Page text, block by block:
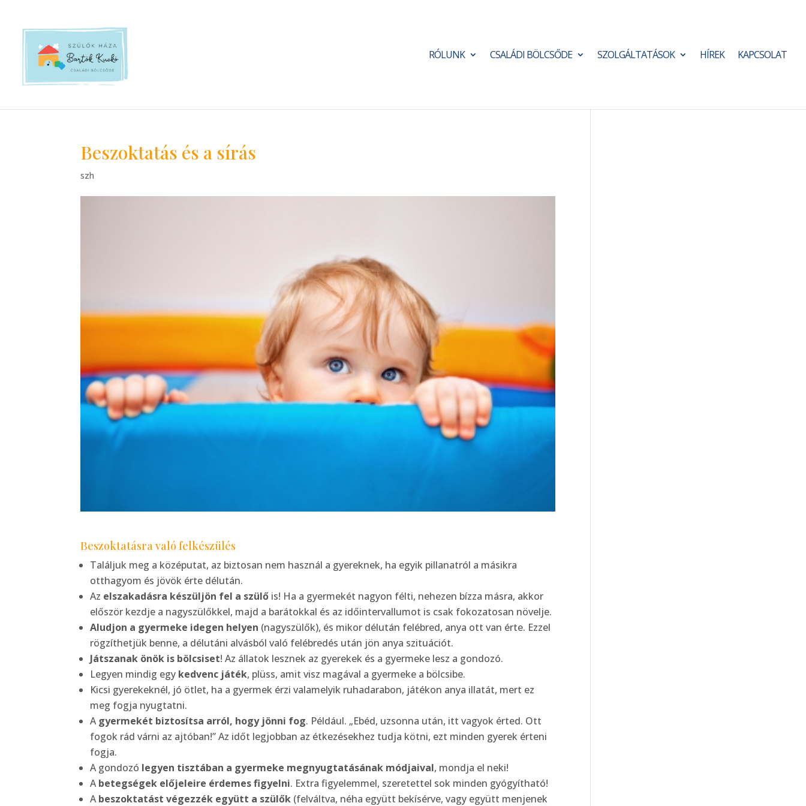
RÓLUNK CSALÁDI BÖLCSŐDE SZOLGÁLTATÁSOK HÍREK KAPCSOLAT
Beszoktatás és a sírás
szh
Beszoktatásra való felkészülés
Találjuk meg a középutat, az biztosan nem használ a gyereknek, ha egyik pillanatról a másikra
otthagyom és jövök érte délután.
Az elszakadásra készüljön fel a szülő is! Ha a gyermekét nagyon félti, nehezen bízza másra, akkor
először kezdje a nagyszülőkkel, majd a barátokkal és az időintervallumot is csak fokozatosan növelje.
Aludjon a gyermeke idegen helyen (nagyszülők), és mikor délután felébred, anya ott van érte. Ezzel
rögzíthetjük benne, a délutáni alvásból való felébredés után jön anya szituációt.
Játszanak önök is bölcsiset! Az állatok lesznek az gyerekek és a gyermeke lesz a gondozó.
Legyen mindig egy kedvenc játék, plüss, amit visz magával a gyermeke a bölcsibe.
Kicsi gyerekeknél, jó ötlet, ha a gyermek érzi valamelyik ruhadarabon, játékon anya illatát, mert ez
meg fogja nyugtatni.
Agyermekét biztosítsa arról, hogy jönni fog. Például. „Ebéd, uzsonna után, itt vagyok érted. Ott
fogok rád várni az ajtóban!” Az időt legjobban az étkezésekhez tudja kötni, ezt minden gyerek érteni
fogja.
A gondozó legyen tisztában a gyermeke megnyugtatásának módjaival, mondja el neki!
Abetegségek előjeleire érdemes figyelni. Extra figyelemmel, szeretettel sok minden gyógyítható!
Abeszoktatást végezzék együtt a szülők (felváltva, néha együtt bekísérve, vagy együtt menjenek